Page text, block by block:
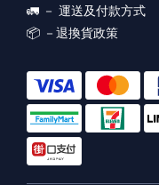
🚛 － 運送及付款方式
📦 － 退換貨政策